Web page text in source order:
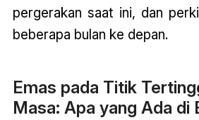
pergerakan saat ini, dan
beberapa bulan ke depan.
Emas pada Titik
Masa: Apa yang Ada di